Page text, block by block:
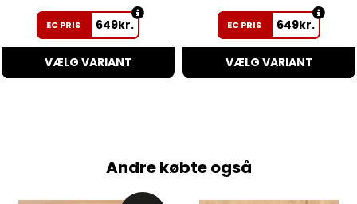
V4
EC PRIS 649kr.
VÆLG VARIANT
EC PRIS 649kr.
VÆLG VARIANT
Andre købte også